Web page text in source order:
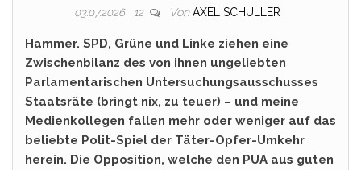
03.07.2026 12 Von AXEL SCHULLER
Hammer. SPD, Grüne und Linke ziehen eine
Zwischenbilanz des von ihnen ungeliebten
Parlamentarischen Untersuchungsausschusses
Staatsräte (bringt nix, zu teuer) – und meine
Medienkollegen fallen mehr oder weniger auf das
beliebte Polit-Spiel der Täter-Opfer-Umkehr
herein. Die Opposition, welche den PUA aus guten